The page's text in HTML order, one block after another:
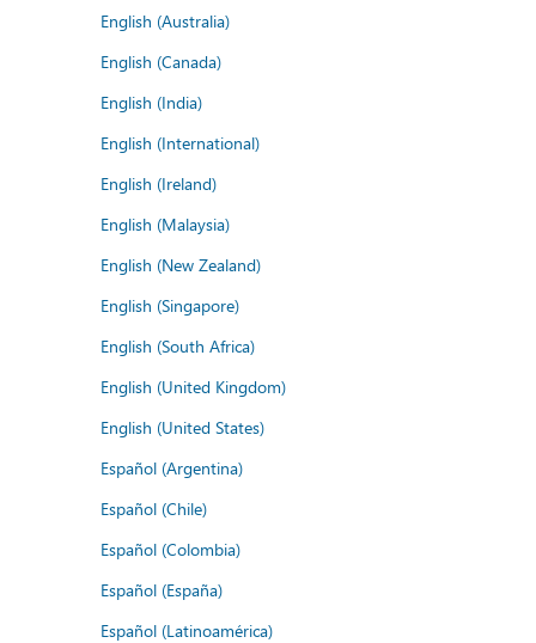
English (Australia)
English (Canada)
English (India)
English (International)
English (Ireland)
English (Malaysia)
English (New Zealand)
English (Singapore)
English (South Africa)
English (United Kingdom)
English (United States)
Español (Argentina)
Español (Chile)
Español (Colombia)
Español (España)
Español (Latinoamérica)